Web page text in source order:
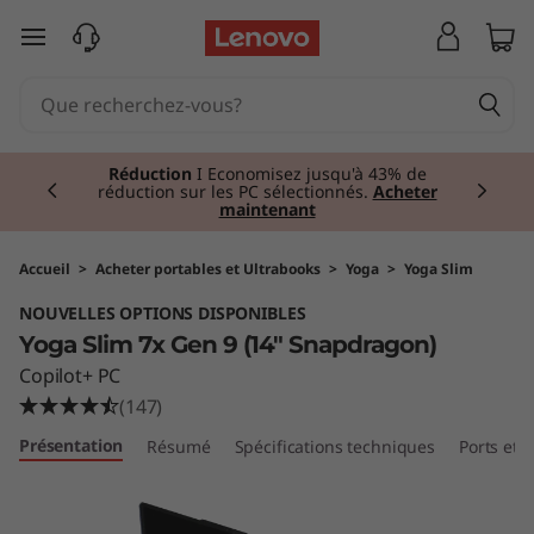
Y
m
7
passer au contenu principal
Réduction I Economisez jusqu'à 43% de
réduction sur les PC sélectionnés. Acheter
maintenant
Currently displaying item 1 of 2
Accueil > Acheter portables et Ultrabooks > Yoga > Yoga Slim
NOUVELLES OPTIONS DISPONIBLES
Yoga Slim 7x Gen 9 (14" Snapdragon)
Copilot+ PC
(147)
Présentation Résumé Spécifications techniques Ports et